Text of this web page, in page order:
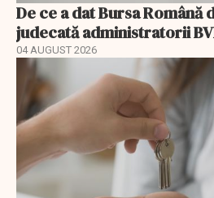
De ce a dat Bursa Română
judecată administratorii
04 AUGUST 2026